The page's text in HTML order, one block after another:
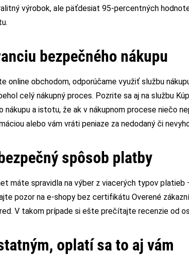
výrobok, ale päťdesiat 95-percentných
bezpečného nákupu
online obchodom, odporúčame využiť službu
celý nákupný proces. Pozrite sa aj na službu
nákupu a istotu, že ak v nákupnom procese niečo
alebo vám vráti peniaze za nedodaný či
spôsob platby
máte spravidla na výber z viacerých typov platieb
pozor na e-shopy bez certifikátu Overené
V takom prípade si ešte prečítajte recenzie od
oplatí sa to aj vám